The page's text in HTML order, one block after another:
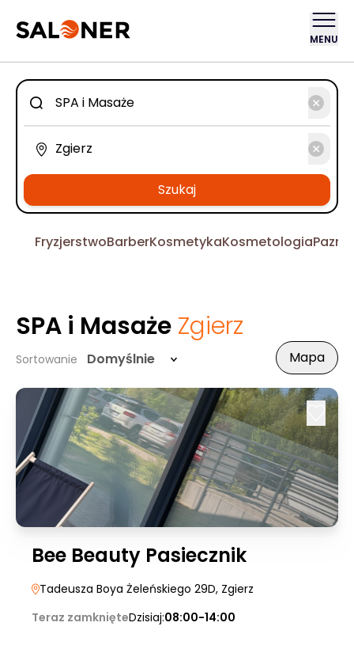
MENU
Szukaj
FryzjerstwoBarberKosmetykaKosmetologia
SPA i Masaże Zgierz
Sortowanie Domyślnie Mapa
Bee Beauty Pasiecznik
Tadeusza Boya Żeleńskiego 29D, Zgierz
Teraz zamknięteDzisiaj:08:00-14:00